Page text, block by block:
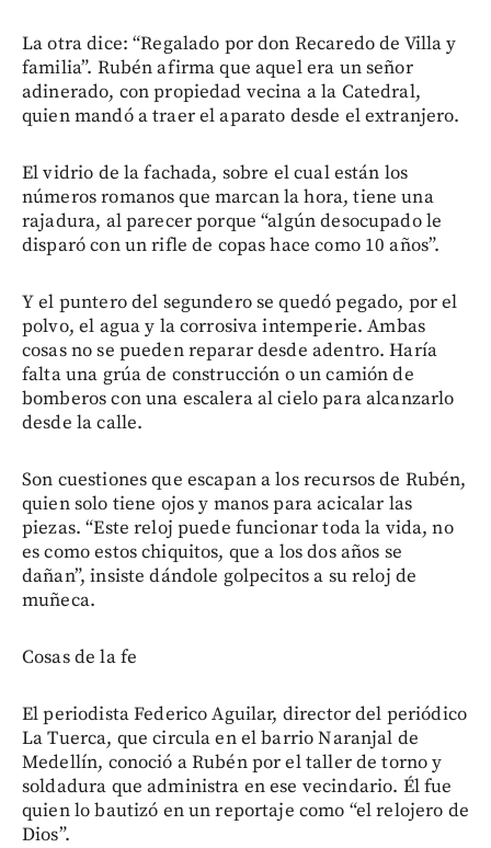
La otra dice: “Regalado por don Recaredo de Villa y
familia”. Rubén afirma que aquel era un señor
adinerado, con propiedad vecina a la Catedral,
quien mandó a traer el aparato desde el extranjero.
El vidrio de la fachada, sobre el cual están los
números romanos que marcan la hora, tiene una
rajadura, al parecer porque “algún desocupado le
disparó con un rifle de copas hace como 10 años”.
Y el puntero del segundero se quedó pegado, por el
polvo, el agua y la corrosiva intemperie. Ambas
cosas no se pueden reparar desde adentro. Haría
falta una grúa de construcción o un camión de
bomberos con una escalera al cielo para alcanzarlo
desde la calle.
Son cuestiones que escapan a los recursos de Rubén,
quien solo tiene ojos y manos para acicalar las
piezas. “Este reloj puede funcionar toda la vida, no
es como estos chiquitos, que a los dos años se
dañan”, insiste dándole golpecitos a su reloj de
muñeca.
Cosas de la fe
El periodista Federico Aguilar, director del periódico
La Tuerca, que circula en el barrio Naranjal de
Medellín, conoció a Rubén por el taller de torno y
soldadura que administra en ese vecindario. Él fue
quien lo bautizó en un reportaje como “el relojero de
Dios”.